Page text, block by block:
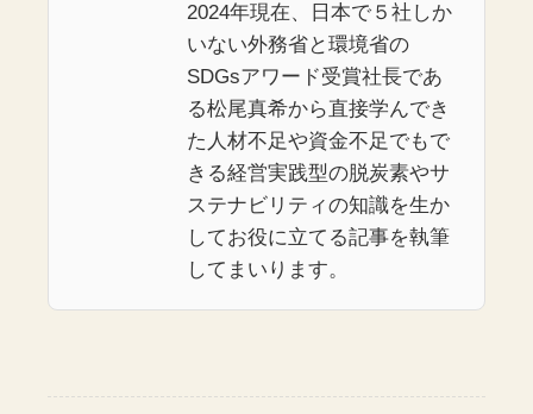
2024年現在、日本で５社しか
いない外務省と環境省の
SDGsアワード受賞社長であ
る松尾真希から直接学んでき
た人材不足や資金不足でもで
きる経営実践型の脱炭素やサ
ステナビリティの知識を生か
してお役に立てる記事を執筆
してまいります。